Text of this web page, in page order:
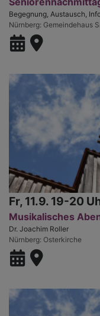
Begegnung, Austausch,
Nürnberg Gemeindehaus
Fr, 11.9. 19-20
Musikalisches
Dr. Joachim Roller
Nürnberg Osterkirche